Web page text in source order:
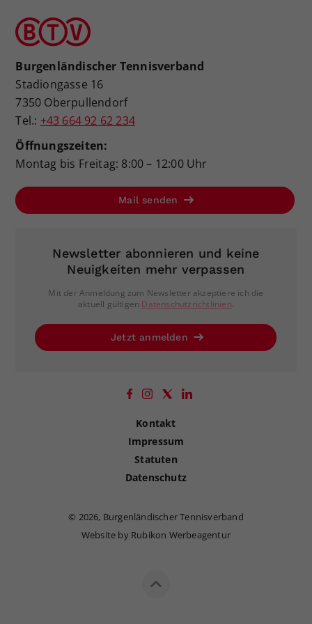
Burgenländischer Tennisverband
Stadiongasse 16
7350 Oberpullendorf
Tel.: +43 664 92 62 234
Öffnungszeiten:
Montag bis Freitag: 8:00 – 12:00 Uhr
Mail senden
Newsletter abonnieren und keine
Neuigkeiten mehr verpassen
Mit der Anmeldung zum Newsletter akzeptiere ich die
aktuell gültigen Datenschutzrichtlinien.
Jetzt anmelden
Kontakt
Impressum
Statuten
Datenschutz
© 2026, Burgenländischer Tennisverband
Website by Rubikon Werbeagentur
Zweck
historische Speicherung Ihrer
vorgenommen Einstellungen, falls der
hat.